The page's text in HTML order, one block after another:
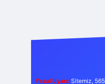
Yasal Uyarı: Sitemiz,